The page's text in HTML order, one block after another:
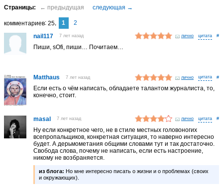
комментариев 25 1
2
nail117
7 лет назад лично #
Пиши, sOfi, пиши… Почитаем…
Matthaus 7 лет назад лично #
Если есть о чём написать, обладаете талантом журналиста, то,
конечно, стоит.
masal 7 лет назад лично #
Ну если конкретное чего, не в стиле местных головоногих
всепропальщиков, конкретная ситуация, то наверно интересно
будет. А дерьмометания общими словами тут и так достаточно.
Свобода слова, почему не написать, если есть настроение,
никому не возбраняется.
из блога: Но мне интересно писать о жизни и о проблемах (своих
и окружающих).